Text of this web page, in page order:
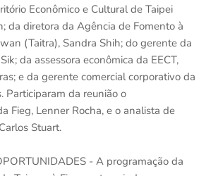
Econômico e Cultural de Taipei
da diretora da Agência de Fomento à
(Taitra), Sandra Shih; do gerente da
da assessora econômica da EECT,
e da gerente comercial corporativo da
Participaram da reunião o
Fieg, Lenner Rocha, e o analista de
Stuart.
- A programação da